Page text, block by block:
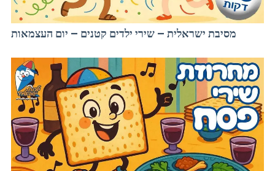
מסיבת ישראלית – שירי ילדים קטנים – יום העצמאות